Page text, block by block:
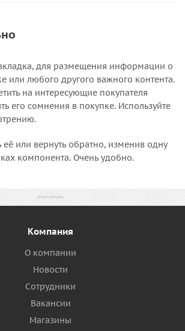
для размещения информации о
или любого другого важного контента.
на интересующие покупателя
его сомнения в покупке. Используйте
или вернуть обратно, изменив одну
компонента. Очень удобно.
Компания
О компании
Новости
Сотрудники
Вакансии
Магазины